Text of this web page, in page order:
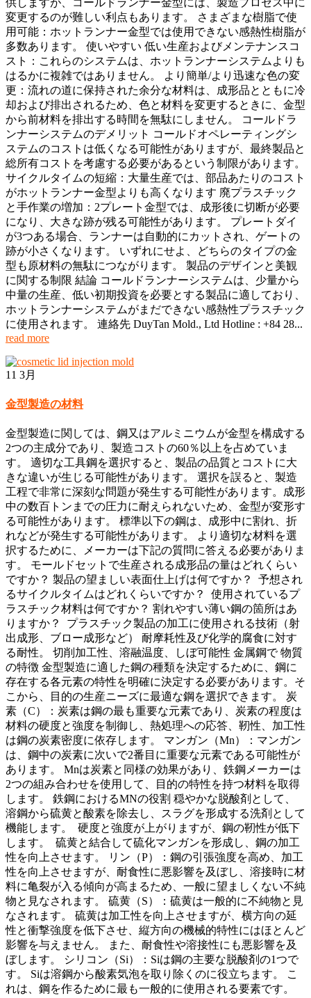
供しますが、コールドランナー金型には、製造プロセス中に
変更するのが難しい利点もあります。 さまざまな樹脂で使
用可能：ホットランナー金型では使用できない感熱性樹脂が
多数あります。 使いやすい 低い生産およびメンテナンスコ
スト：これらのシステムは、ホットランナーシステムよりも
はるかに複雑ではありません。 より簡単/より迅速な色の変
更：流れの道に保持された余分な材料は、成形品とともに冷
却および排出されるため、色と材料を変更するときに、金型
から前材料を排出する時間を無駄にしません。 コールドラ
ンナーシステムのデメリット コールドオペレーティングシ
ステムのコストは低くなる可能性がありますが、最終製品と
総所有コストを考慮する必要があるという制限があります。
サイクルタイムの短縮：大量生産では、部品あたりのコスト
がホットランナー金型よりも高くなります 廃プラスチック
と手作業の増加：2プレート金型では、成形後に切断が必要
になり、大きな跡が残る可能性があります。 プレートダイ
が3つある場合、ランナーは自動的にカットされ、ゲートの
跡が小さくなります。 いずれにせよ、どちらのタイプの金
型も原材料の無駄につながります。 製品のデザインと美観
に関する制限 結論 コールドランナーシステムは、少量から
中量の生産、低い初期投資を必要とする製品に適しており、
ホットランナーシステムがまだできない感熱性プラスチック
に使用されます。 連絡先 DuyTan Mold., Ltd Hotline : +84 28...
read more
11 3月
金型製造の材料
金型製造に関しては、鋼又はアルミニウムが金型を構成する
2つの主成分であり、製造コストの60％以上を占めていま
す。 適切な工具鋼を選択すると、製品の品質とコストに大
きな違いが生じる可能性があります。 選択を誤ると、製造
工程で非常に深刻な問題が発生する可能性があります。成形
中の数百トンまでの圧力に耐えられないため、金型が変形す
る可能性があります。 標準以下の鋼は、成形中に割れ、折
れなどが発生する可能性があります。 より適切な材料を選
択するために、メーカーは下記の質問に答える必要がありま
す。 モールドセットで生産される成形品の量はどれくらい
ですか？ 製品の望ましい表面仕上げは何ですか？ 予想され
るサイクルタイムはどれくらいですか？ 使用されているプ
ラ​​スチック材料は何ですか？ 割れやすい薄い鋼の箇所はあ
りますか？ プラスチック製品の加工に使用される技術（射
出成形、ブロー成形など） 耐摩耗性及び化学的腐食に対す
る耐性。 切削加工性、溶融温度、しぼ可能性 金属鋼で 物質
の特徴 金型製造に適した鋼の種類を決定するために、鋼に
存在する各元素の特性を明確に決定する必要があります。そ
こから、目的の生産ニーズに最適な鋼を選択できます。 炭
素（C）：炭素は鋼の最も重要な元素であり、炭素の程度は
材料の硬度と強度を制御し、熱処理への応答、靭性、加工性
は鋼の炭素密度に依存します。 マンガン（Mn）：マンガン
は、鋼中の炭素に次いで2番目に重要な元素である可能性が
あります。 Mnは炭素と同様の効果があり、鉄鋼メーカーは
2つの組み合わせを使用して、目的の特性を持つ材料を取得
します。 鉄鋼におけるMNの役割 穏やかな脱酸剤として、
溶鋼から硫黄と酸素を除去し、スラグを形成する洗剤として
機能します。 硬度と強度が上がりますが、鋼の靭性が低下
します。 硫黄と結合して硫化マンガンを形成し、鋼の加工
性を向上させます。 リン（P）：鋼の引張強度を高め、加工
性を向上させますが、耐食性に悪影響を及ぼし、溶接時に材
料に亀裂が入る傾向が高まるため、一般に望ましくない不純
物と見なされます。 硫黄（S）：硫黄は一般的に不純物と見
なされます。 硫黄は加工性を向上させますが、横方向の延
性と衝撃強度を低下させ、縦方向の機械的特性にはほとんど
影響を与えません。 また、耐食性や溶接性にも悪影響を及
ぼします。 シリコン（Si）：Siは鋼の主要な脱酸剤の1つで
す。 Siは溶鋼から酸素気泡を取り除くのに役立ちます。 こ
れは、鋼を作るために最も一般的に使用される要素です。